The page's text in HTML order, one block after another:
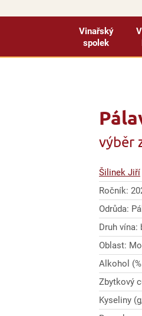
Vinařský
spolek
výběr
Šilinek Jiří
Ročník:
Odrůda:
Druh vína:
Oblast:
Alkohol
Zbytkový
Kyseliny